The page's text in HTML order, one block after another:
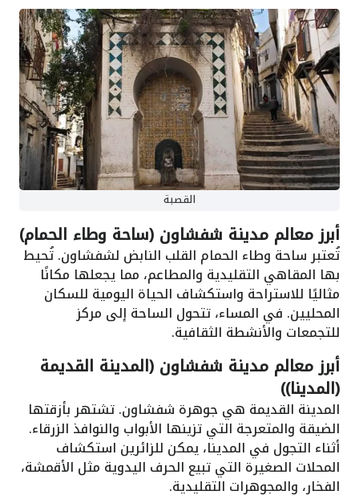
القصبة
أبرز معالم مدينة شفشاون (ساحة وطاء الحمام)
تُعتبر ساحة وطاء الحمام القلب النابض لشفشاون. تُحيط
بها المقاهي التقليدية والمطاعم، مما يجعلها مكانًا
مثاليًا للاستراحة واستكشاف الحياة اليومية للسكان
المحليين. في المساء، تتحول الساحة إلى مركز
للتجمعات والأنشطة الثقافية.
أبرز معالم مدينة شفشاون (المدينة القديمة
(المدينا))
المدينة القديمة هي جوهرة شفشاون. تشتهر بأزقتها
الضيقة والمتعرجة التي تزينها الأبواب والنوافذ الزرقاء.
أثناء التجول في المدينا، يمكن للزائرين استكشاف
المحلات الصغيرة التي تبيع الحرف اليدوية مثل الأقمشة،
الفخار، والمجوهرات التقليدية.